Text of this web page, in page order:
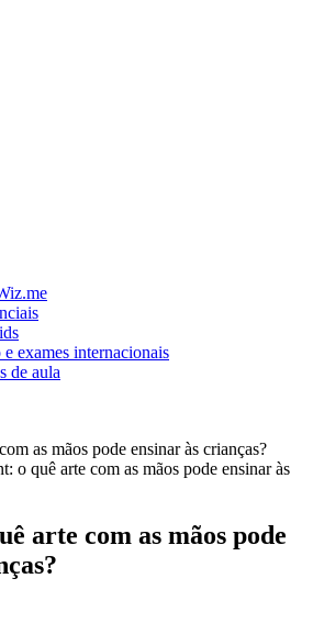
exames internacionais
de aula
o quê arte com as mãos pode ensinar às
arte com as mãos pode